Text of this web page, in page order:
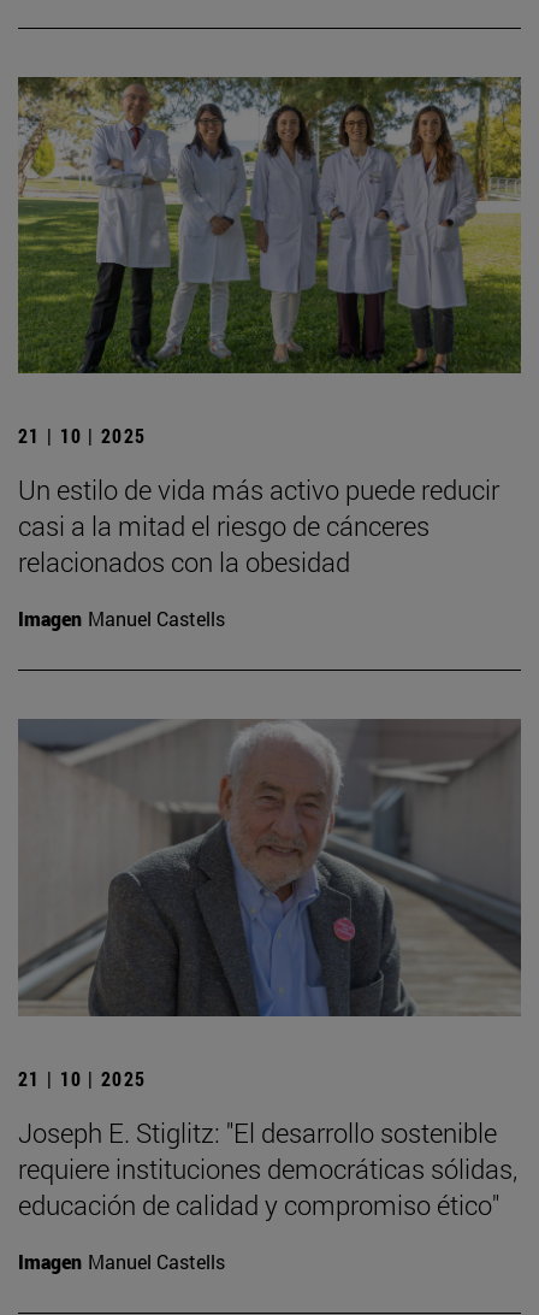
21 | 10 | 2025
Un estilo de vida más activo puede reducir
casi a la mitad el riesgo de cánceres
relacionados con la obesidad
Imagen Manuel Castells
21 | 10 | 2025
Joseph E. Stiglitz: "El desarrollo sostenible
requiere instituciones democráticas sólidas,
educación de calidad y compromiso ético"
Imagen Manuel Castells